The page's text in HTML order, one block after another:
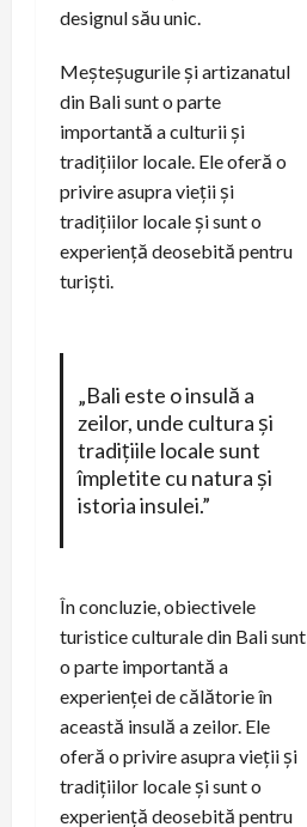
designul său unic.
Meșteșugurile și artizanatul
din Bali sunt o parte
importantă a culturii și
tradițiilor locale. Ele oferă o
privire asupra vieții și
tradițiilor locale și sunt o
experiență deosebită pentru
turiști.
„Bali este o insulă a
zeilor, unde cultura și
tradițiile locale sunt
împletite cu natura și
istoria insulei.”
În concluzie, obiectivele
turistice culturale din Bali sunt
o parte importantă a
experienței de călătorie în
această insulă a zeilor. Ele
oferă o privire asupra vieții și
tradițiilor locale și sunt o
experiență deosebită pentru